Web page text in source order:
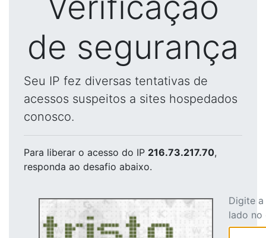
de segurança
Seu IP fez diversas tentativas de
acessos suspeitos a sites hospedados
conosco.
Para liberar o acesso do IP 216.73.217.70,
responda ao desafio abaixo.
Digite
lado no